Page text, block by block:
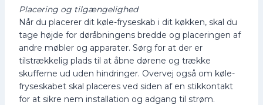
Placering og tilgængelighed
Når du placerer dit køle-fryseskab i dit køkken, skal du
tage højde for døråbningens bredde og placeringen af
andre møbler og apparater. Sørg for at der er
tilstrækkelig plads til at åbne dørene og trække
skufferne ud uden hindringer. Overvej også om køle-
fryseskabet skal placeres ved siden af en stikkontakt
for at sikre nem installation og adgang til strøm.